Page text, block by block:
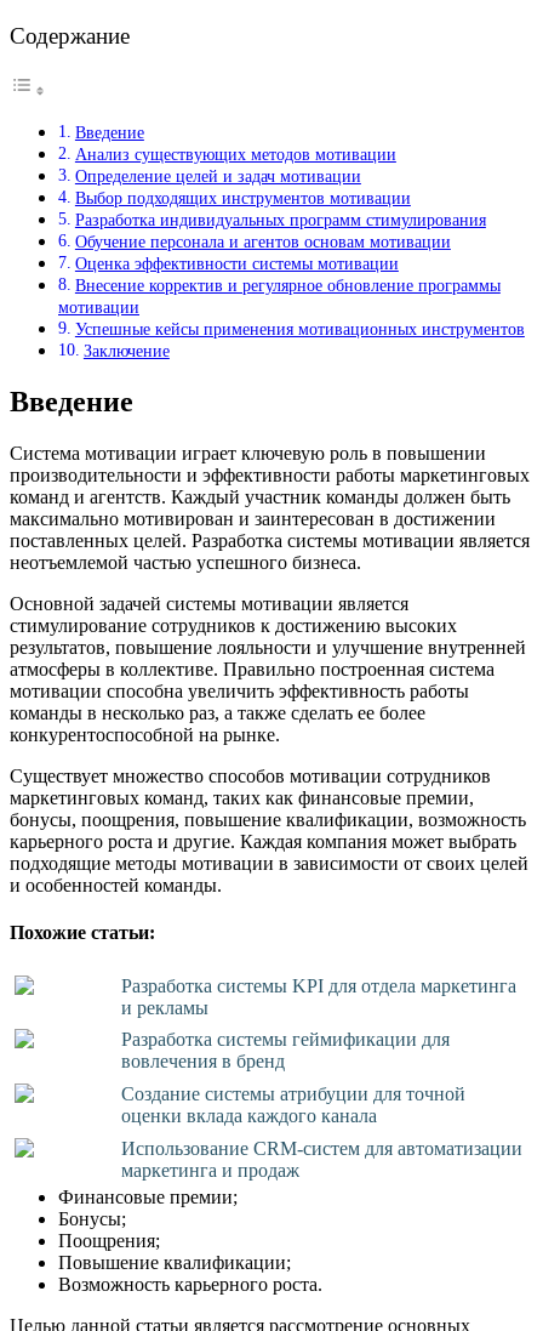
Содержание
Введение
Анализ существующих методов мотивации
Определение целей и задач мотивации
Выбор подходящих инструментов мотивации
Разработка индивидуальных программ стимулирования
Обучение персонала и агентов основам мотивации
Оценка эффективности системы мотивации
Внесение корректив и регулярное обновление программы
мотивации
Успешные кейсы применения мотивационных инструментов
Заключение
Введение
Система мотивации играет ключевую роль в повышении
производительности и эффективности работы маркетинговых
команд и агентств. Каждый участник команды должен быть
максимально мотивирован и заинтересован в достижении
поставленных целей. Разработка системы мотивации является
неотъемлемой частью успешного бизнеса.
Основной задачей системы мотивации является
стимулирование сотрудников к достижению высоких
результатов, повышение лояльности и улучшение внутренней
атмосферы в коллективе. Правильно построенная система
мотивации способна увеличить эффективность работы
команды в несколько раз, а также сделать ее более
конкурентоспособной на рынке.
Существует множество способов мотивации сотрудников
маркетинговых команд, таких как финансовые премии,
бонусы, поощрения, повышение квалификации, возможность
карьерного роста и другие. Каждая компания может выбрать
подходящие методы мотивации в зависимости от своих целей
и особенностей команды.
Похожие статьи:
Разработка системы KPI для отдела маркетинга
и рекламы
Разработка системы геймификации для
вовлечения в бренд
Создание системы атрибуции для точной
оценки вклада каждого канала
Использование CRM-систем для автоматизации
маркетинга и продаж
Финансовые премии;
Бонусы;
Поощрения;
Повышение квалификации;
Возможность карьерного роста.
Целью данной статьи является рассмотрение основных